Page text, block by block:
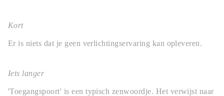
Kort
Er is niets dat je geen verlichtingservaring kan opleveren.
Iets langer
'Toegangspoort' is een typisch zenwoordje. Het verwijst naar